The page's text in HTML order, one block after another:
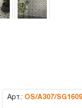
Арт.: OS/A307/